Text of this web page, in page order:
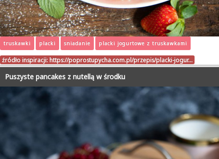
truskawki placki sniadanie placki jogurtowe z truskawkami
źródło inspiracji: https://poprostupycha.com.pl/przepis/placki-jogur…
Puszyste pancakes z nutellą w środku